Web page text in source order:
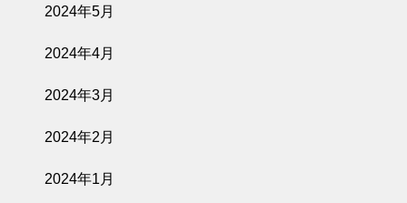
2024年5月
2024年4月
2024年3月
2024年2月
2024年1月